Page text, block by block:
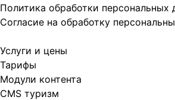
Политика обработки персональных
Согласие на обработку
Услуги и цены
Тарифы
Модули контента
CMS туризм